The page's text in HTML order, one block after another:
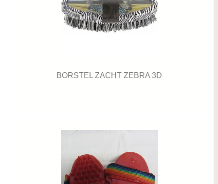
BORSTEL ZACHT ZEBRA 3D